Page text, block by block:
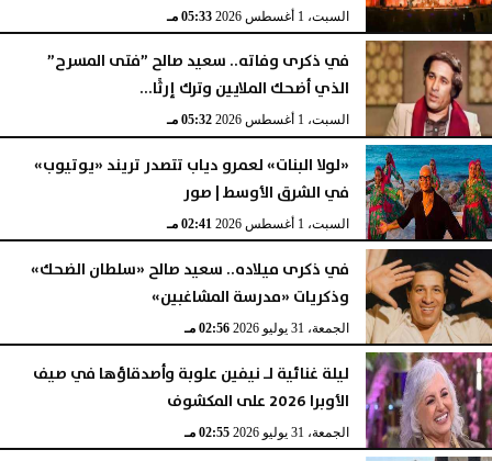
السبت، 1 أغسطس 2026 05:33 مـ
في ذكرى وفاته.. سعيد صالح ”فتى المسرح”
الذي أضحك الملايين وترك إرثًا...
السبت، 1 أغسطس 2026 05:32 مـ
«لولا البنات» لعمرو دياب تتصدر تريند «يوتيوب»
في الشرق الأوسط | صور
السبت، 1 أغسطس 2026 02:41 مـ
في ذكرى ميلاده.. سعيد صالح «سلطان الضحك»
وذكريات «مدرسة المشاغبين»
الجمعة، 31 يوليو 2026 02:56 مـ
ليلة غنائية لـ نيفين علوبة وأصدقاؤها في صيف
الأوبرا 2026 على المكشوف
الجمعة، 31 يوليو 2026 02:55 مـ